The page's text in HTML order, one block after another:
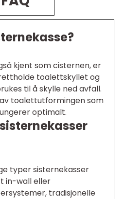
kjent som cisternen, er
toalettskyllet og
til å skylle ned avfall.
toalettutformingen som
optimalt.
typer sisternekasser
in-wall eller
tradisjonelle